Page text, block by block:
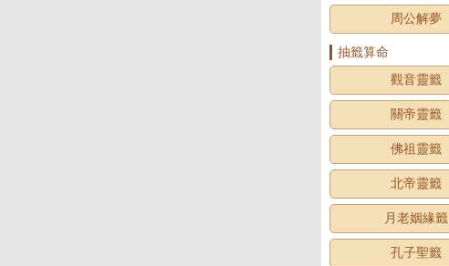
周公解夢
抽籤算命
觀音靈籤
關帝靈籤
佛祖靈籤
北帝靈籤
月老姻緣籤
孔子聖籤